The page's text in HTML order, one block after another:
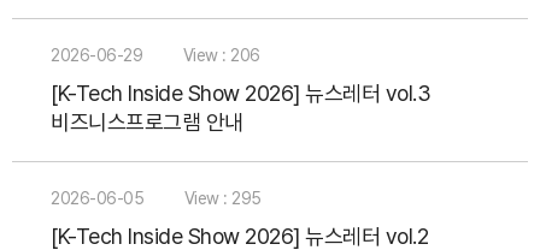
2026-06-29 View : 206
[K-Tech Inside Show 2026] 뉴스레터 vol.3
비즈니스프로그램 안내
2026-06-05 View : 295
[K-Tech Inside Show 2026] 뉴스레터 vol.2